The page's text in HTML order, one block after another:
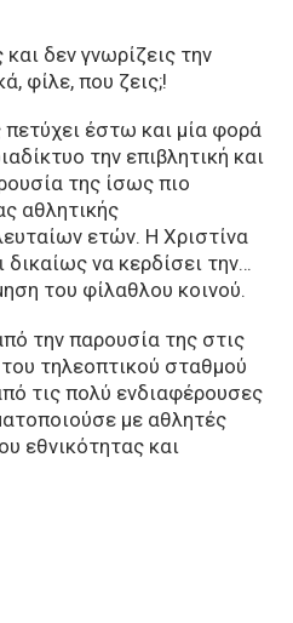
δεν γνωρίζεις την
φίλε, που ζεις;!
πετύχει έστω και μία φορά
την επιβλητική και
της ίσως πιο
αθλητικής
ετών. Η Χριστίνα
να κερδίσει την…
του φίλαθλου κοινού.
την παρουσία της στις
τηλεοπτικού σταθμού
τις πολύ ενδιαφέρουσες
με αθλητές
εθνικότητας και